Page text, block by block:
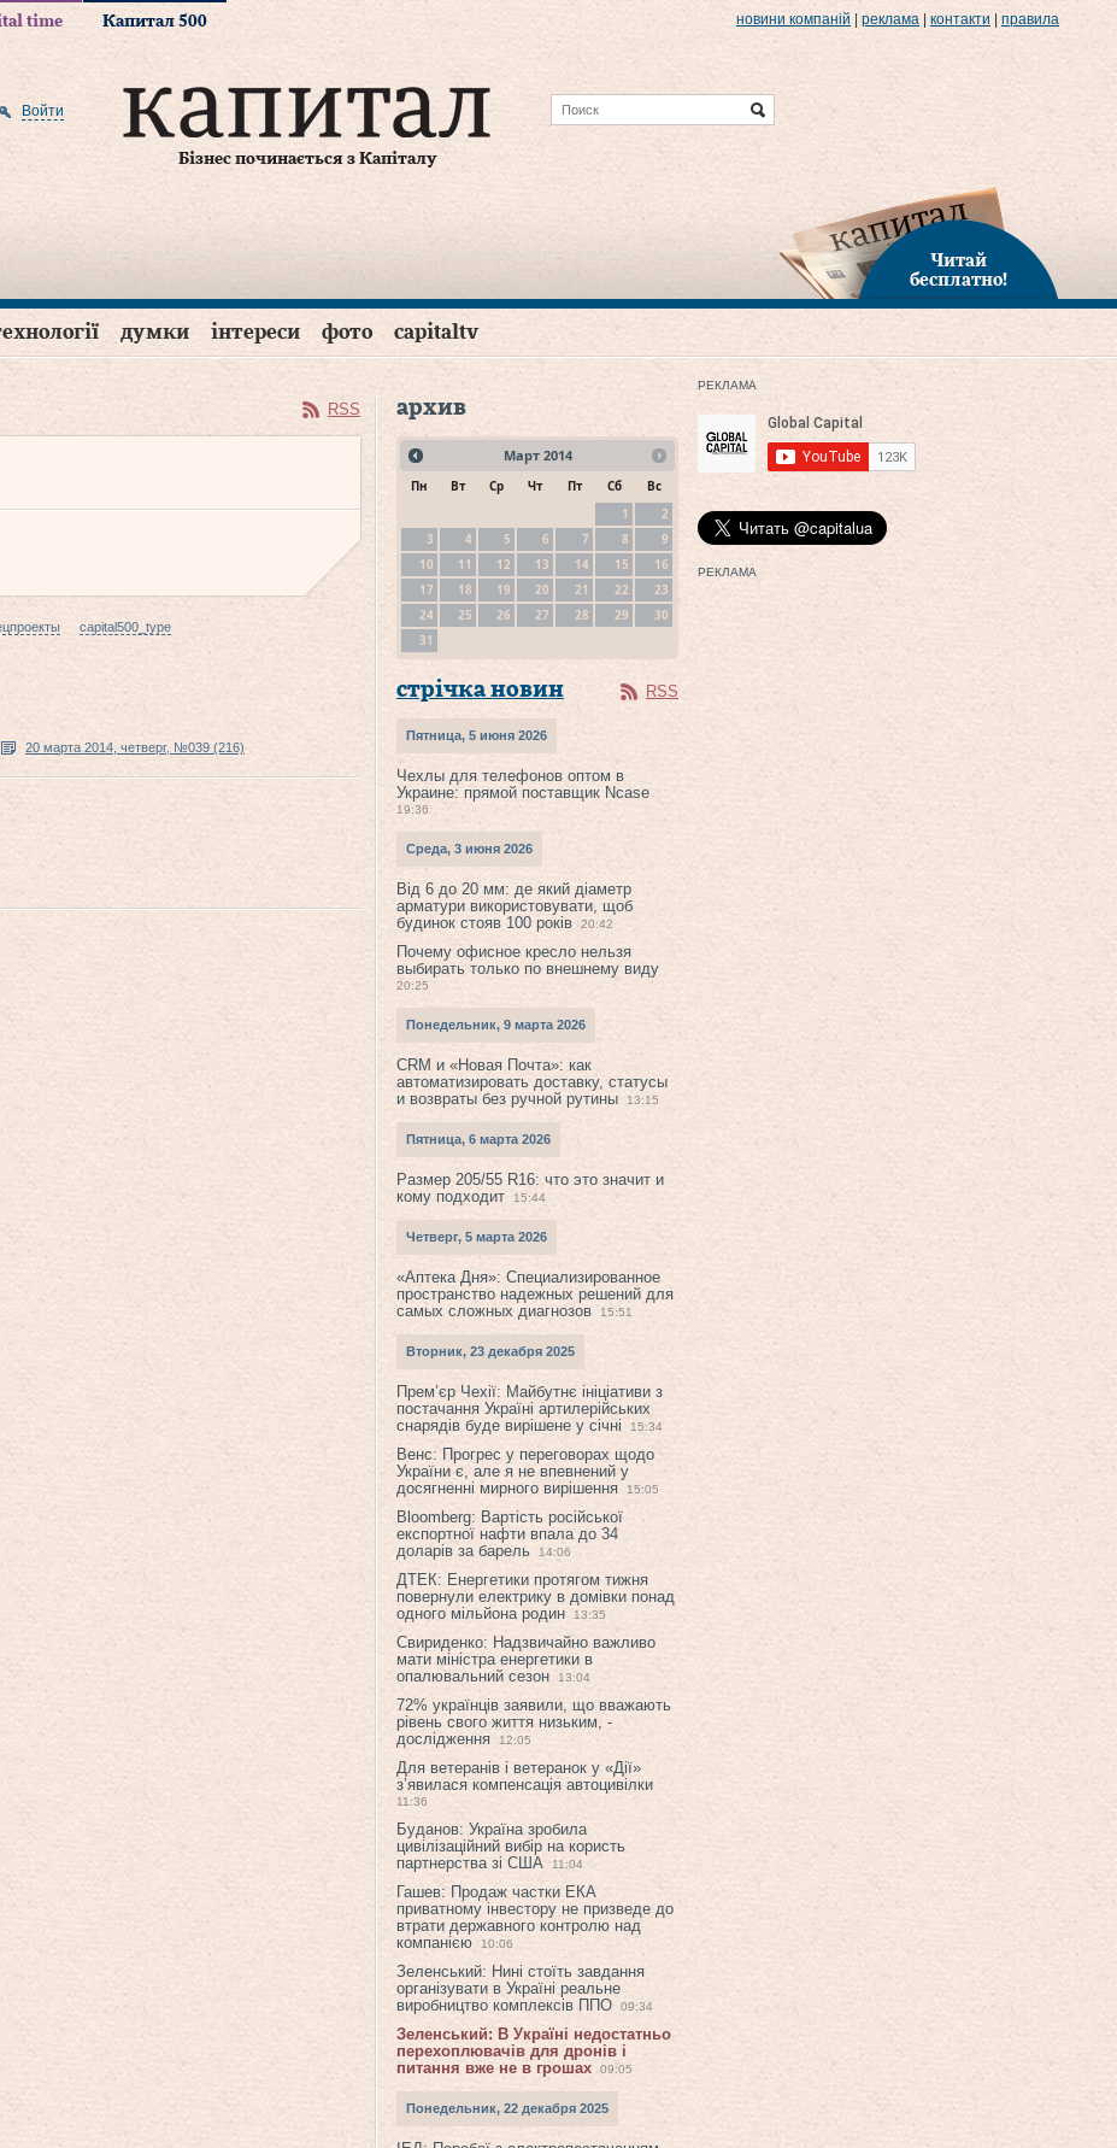
time Капитал 500 новини компаній реклама контакти правила
Бізнес починається з Капіталу
Войти
Читай
бесплатно!
думки інтереси фото capitaltv
RSS
capital500_type
20 марта 2014, четверг, №039 (216)
архив
Март 2014
Пн Вт Ср Чт Пт Сб
Вс
1
2
3
4 5 6 7 8
9
10
11 12 13 14 15
16
17
18 19 20 21 22
23
24
25 26 27 28 29
30
31
стрічка новин RSS
Пятница, 5 июня 2026
Чехлы для телефонов оптом в
Украине: прямой поставщик Ncase
19:36
Среда, 3 июня 2026
Від 6 до 20 мм: де який діаметр
арматури використовувати, щоб
будинок стояв 100 років
20:42
Почему офисное кресло нельзя
выбирать только по внешнему виду
20:25
Понедельник, 9 марта 2026
CRM и «Новая Почта»: как
автоматизировать доставку, статусы
и возвраты без ручной рутины
13:15
Пятница, 6 марта 2026
Размер 205/55 R16: что это значит и
кому подходит
15:44
Четверг, 5 марта 2026
«Аптека Дня»: Специализированное
пространство надежных решений для
самых сложных диагнозов
15:51
Вторник, 23 декабря 2025
Прем’єр Чехії: Майбутнє ініціативи з
постачання Україні артилерійських
снарядів буде вирішене у січні
15:34
Венс: Прогрес у переговорах щодо
України є, але я не впевнений у
досягненні мирного вирішення
15:05
Bloomberg: Вартість російської
експортної нафти впала до 34
доларів за барель
14:06
ДТЕК: Енергетики протягом тижня
повернули електрику в домівки понад
одного мільйона родин
13:35
Свириденко: Надзвичайно важливо
мати міністра енергетики в
опалювальний сезон
13:04
72% українців заявили, що вважають
рівень свого життя низьким, -
дослідження
12:05
Для ветеранів і ветеранок у «Дії»
з’явилася компенсація автоцивілки
11:36
Буданов: Україна зробила
цивілізаційний вибір на користь
партнерства зі США
11:04
Гашев: Продаж частки ЕКА
приватному інвестору не призведе до
втрати державного контролю над
компанією
10:06
Зеленський: Нині стоїть завдання
організувати в Україні реальне
виробництво комплексів ППО
09:34
Зеленський: В Україні недостатньо
перехоплювачів для дронів і
питання вже не в грошах
09:05
Понедельник, 22 декабря 2025
РЕКЛАМА
РЕКЛАМА